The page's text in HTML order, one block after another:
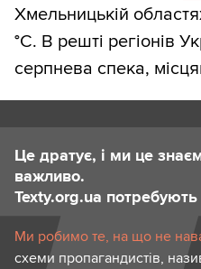
Хмельницькій
°С. В решті регіонів
серпнева спека,
Це дратує, і ми це
важливо.
Texty.org.ua
Ми робимо те, на що не
схеми пропагандистів,